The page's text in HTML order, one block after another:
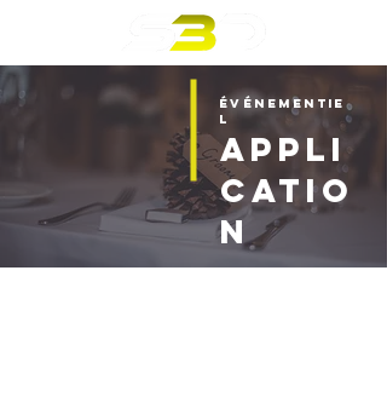
ÉVÉNEMENTIE
L
APPLI
CATIO
N